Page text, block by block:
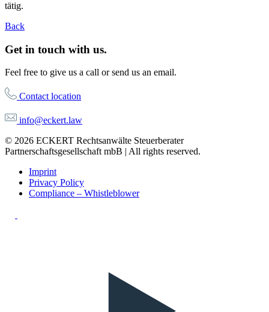
tätig.
Back
Get in touch with us.
Feel free to give us a call or send us an email.
Contact location
info@eckert.law
© 2026 ECKERT Rechtsanwälte Steuerberater
Partnerschaftsgesellschaft mbB | All rights reserved.
Imprint
Privacy Policy
Compliance – Whistleblower